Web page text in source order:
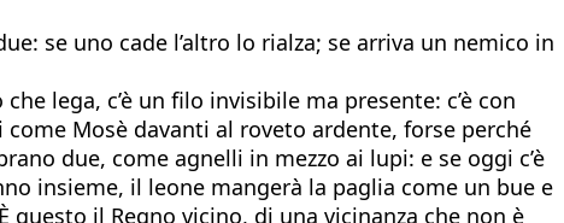
se uno cade l’altro lo rialza; se arriva un nemico in
lega, c’è un filo invisibile ma presente: c’è con
Mosè davanti al roveto ardente, forse perché
due, come agnelli in mezzo ai lupi: e se oggi c’è
insieme, il leone mangerà la paglia come un bue e
il Regno vicino, di una vicinanza che non è